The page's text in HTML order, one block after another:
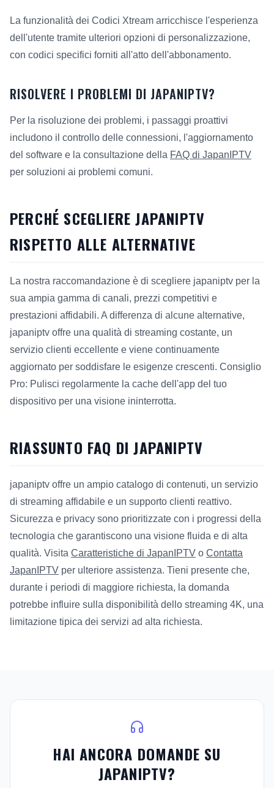
La funzionalità dei Codici Xtream arricchisce l'esperienza
dell'utente tramite ulteriori opzioni di personalizzazione,
con codici specifici forniti all'atto dell'abbonamento.
RISOLVERE I PROBLEMI DI JAPANIPTV?
Per la risoluzione dei problemi, i passaggi proattivi
includono il controllo delle connessioni, l'aggiornamento
del software e la consultazione della FAQ di JapanIPTV
per soluzioni ai problemi comuni.
PERCHÉ SCEGLIERE JAPANIPTV
RISPETTO ALLE ALTERNATIVE
La nostra raccomandazione è di scegliere japaniptv per la
sua ampia gamma di canali, prezzi competitivi e
prestazioni affidabili. A differenza di alcune alternative,
japaniptv offre una qualità di streaming costante, un
servizio clienti eccellente e viene continuamente
aggiornato per soddisfare le esigenze crescenti. Consiglio
Pro: Pulisci regolarmente la cache dell'app del tuo
dispositivo per una visione ininterrotta.
RIASSUNTO FAQ DI JAPANIPTV
japaniptv offre un ampio catalogo di contenuti, un servizio
di streaming affidabile e un supporto clienti reattivo.
Sicurezza e privacy sono prioritizzate con i progressi della
tecnologia che garantiscono una visione fluida e di alta
qualità. Visita Caratteristiche di JapanIPTV o Contatta
JapanIPTV per ulteriore assistenza. Tieni presente che,
durante i periodi di maggiore richiesta, la domanda
potrebbe influire sulla disponibilità dello streaming 4K, una
limitazione tipica dei servizi ad alta richiesta.
HAI ANCORA DOMANDE SU
JAPANIPTV?